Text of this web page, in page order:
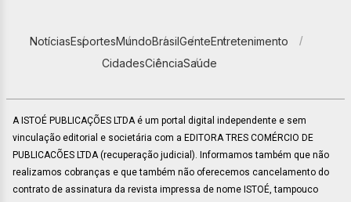
NotíciasEsportesMundoBrasilGenteEntretenimento
CidadesCiênciaSaúde
A ISTOÉ PUBLICAÇÕES LTDA é um portal digital independente e sem
vinculação editorial e societária com a EDITORA TRES COMÉRCIO DE
PUBLICACÕES LTDA (recuperação judicial). Informamos também que não
realizamos cobranças e que também não oferecemos cancelamento do
contrato de assinatura da revista impressa de nome ISTOÉ, tampouco